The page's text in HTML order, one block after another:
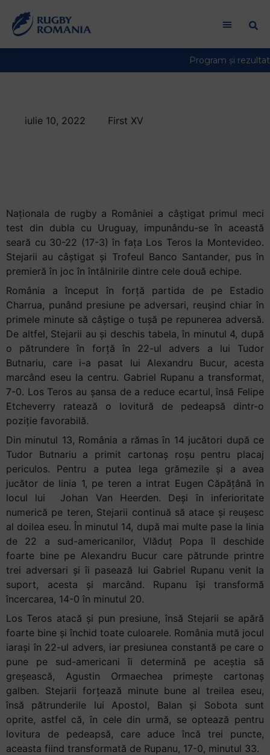
in
Accessibility
screen
reader,
press
"Ctrl
/".
This
shortcut
activates
the
screen
reader
to
help
you
navigate
and
interact
with
the
content.
iulie 10, 2022 First XV
Naționala de rugby a României a câștigat primul meci
test din dubla cu Uruguay, impunându-se în această
seară cu 30-22 (17-3) în fața Los Teros la Montevideo.
Stejarii au câștigat și Trofeul Banco Santander, pus în
premieră în joc în întâlnirile dintre cele două echipe.
România a început în forță partida de pe Estadio
Charrua, punând presiune pe adversari, reușind chiar în
primele minute să câștige o tușă pe repunerea adversă.
De altfel, Stejarii au și deschis tabela, în minutul 4, după
o pătrundere în forță în 22-ul advers a lui Tudor
Butnariu, care i-a pasat lui Alexandru Bucur, acesta
marcând eseu la centru. Gabriel Rupanu a transformat,
7-0. Los Teros au șansa de a reduce ecartul, însă Felipe
Etcheverry ratează o lovitură de pedeapsă dintr-o
poziție favorabilă.
Din minutul 13, România a rămas în 14 jucători după ce
Tudor Butnariu a primit cartonaș roșu pentru placaj
periculos. Pentru a putea lega grămezile și a avea
jucător de linia 1, pe teren a intrat Eugen Căpățână în
locul lui Johan Van Heerden. Deși în inferioritate
numerică pe teren, Stejarii continuă să atace și reușesc
al doilea eseu. În minutul 14, după mai multe pase la linia
de 22 a sud-americanilor, Vlăduț Popa îl deschide
foarte bine pe Alexandru Bucur care pătrunde printre
trei adversari și îi pasează lui Gabriel Rupanu venit la
suport, acesta și marcând. Rupanu își transformă
încercarea, 14-0 în minutul 20.
Los Teros atacă și pun presiune, însă Stejarii se apără
foarte bine și închid toate culoarele. România mută jocul
iarași în 22-ul advers, iar presiunea constantă pe care o
pune pe sud-americani îi determină pe aceștia să
greșească, Agustin Ormaechea primește cartonaș
galben. Stejarii forțează minute bune al treilea eseu,
însă pătrunderile lui Apostol, Balan și Sobota sunt
oprite, astfel că, în cele din urmă, se optează pentru
lovitura de pedeapsă, care aduce încă trei puncte,
aceasta fiind transformată de Rupanu, 17-0, minutul 33.